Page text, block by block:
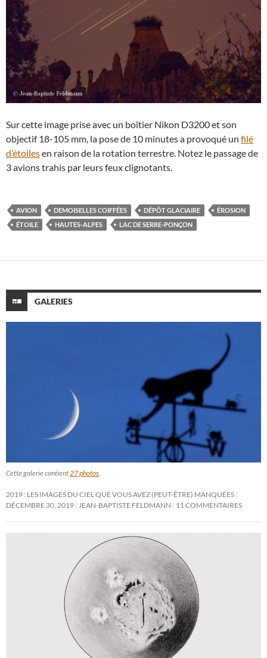
Sur cette image prise avec un boîtier Nikon D3200 et son
objectif 18-105 mm, la pose de 10 minutes a provoqué un filé
d’étoilesen raison de la rotation terrestre. Notez le passage de
3 avions trahis par leurs feux clignotants.
AVION DEMOISELLES COIFFÉES DÉPÔT GLACIAIRE
ÉROSION
ÉTOILE
HAUTES-ALPES LAC DE SERRE-PONÇON
GALERIES
Cette galerie contient27 photos.
2019 : LES IMAGES DU CIEL QUE VOUS AVEZ (PEUT-ÊTRE) MANQUÉES
DÉCEMBRE 30, 2019 JEAN-BAPTISTE FELDMANN 11 COMMENTAIRES